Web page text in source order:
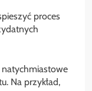
proces
Na przykład,